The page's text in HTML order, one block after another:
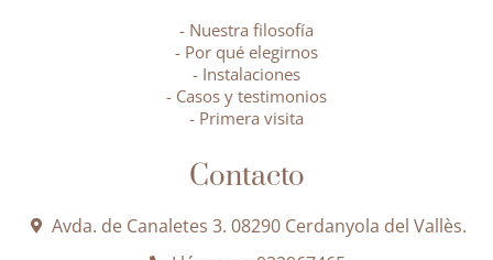
- Nuestra filosofía
- Por qué elegirnos
- Instalaciones
- Casos y testimonios
- Primera visita
Contacto
Avda. de Canaletes 3. 08290 Cerdanyola del Vallès.